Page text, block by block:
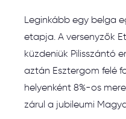
Leginkább egy belga
etapja. A versenyzők
küzdeniük Pilisszántó
aztán Esztergom felé
helyenként 8%-os
zárul a jubileumi